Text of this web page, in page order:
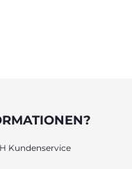
Kundenservice